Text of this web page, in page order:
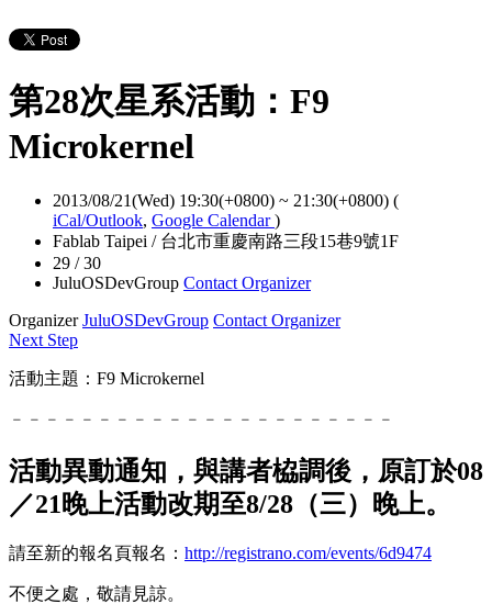
第28次星系活動：F9
Microkernel
2013/08/21(Wed) 19:30(+0800) ~ 21:30(+0800) (
iCal/Outlook, Google Calendar)
Fablab Taipei / 台北市重慶南路三段15巷9號1F
29 / 30
JuluOSDevGroup Contact Organizer
OrganizerJuluOSDevGroup Contact Organizer
Next Step
活動主題：F9 Microkernel
﹣﹣﹣﹣﹣﹣﹣﹣﹣﹣﹣﹣﹣﹣﹣﹣﹣﹣﹣﹣﹣﹣
活動異動通知，與講者栛調後， 原訂於08
／21晚上活動改期至8/28（三）晚上。
請至新的報名頁報名： http://registrano.com/events/6d9474
不便之處，敬請見諒。